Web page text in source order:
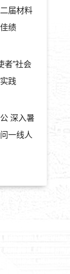
届材料
绩
者”社会
践
深入暑
一线人